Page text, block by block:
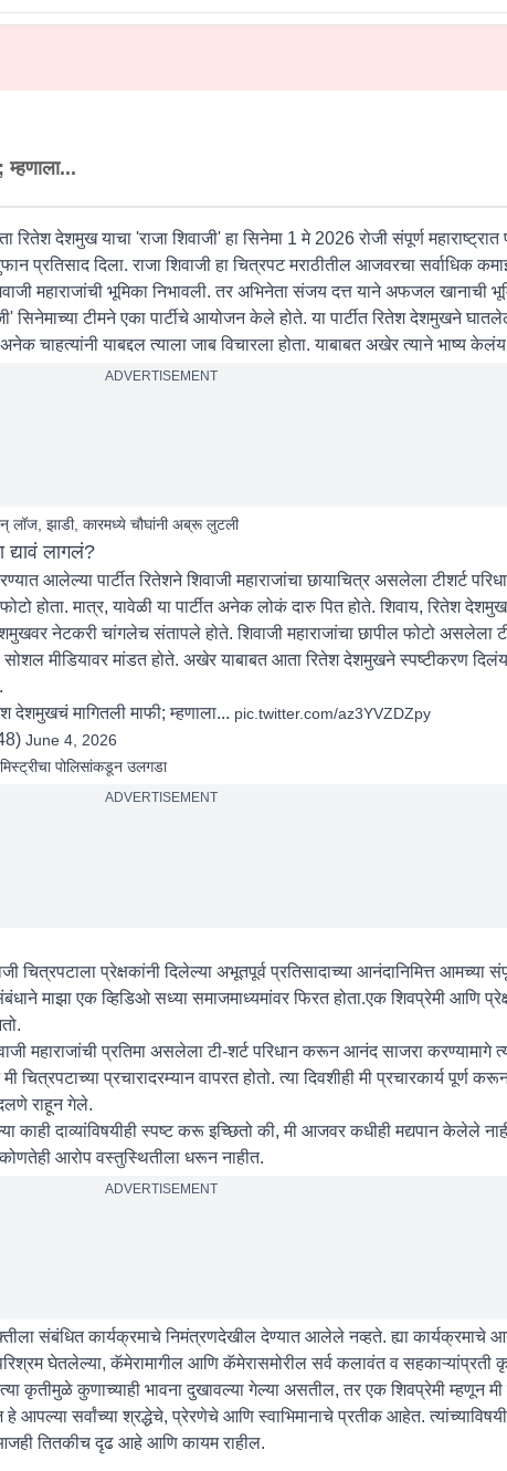
रितेश देशमुख याचा 'राजा शिवाजी' हा सिनेमा 1 मे 2026 रोजी संपूर्ण महाराष्ट्रात
प्रतिसाद दिला. राजा शिवाजी हा चित्रपट मराठीतील आजवरचा सर्वाधिक
महाराजांची भूमिका निभावली. तर अभिनेता संजय दत्त याने अफजल खानाची
सिनेमाच्या टीमने एका पार्टीचे आयोजन केले होते. या पार्टीत रितेश देशमुखने
चाहत्यांनी याबद्दल त्याला जाब विचारला होता. याबाबत अखेर त्याने भाष्य
ADVERTISEMENT
लॉज, झाडी, कारमध्ये चौघांनी अब्रू लुटली
लागलं?
आलेल्या पार्टीत रितेशने शिवाजी महाराजांचा छायाचित्र असलेला टीशर्ट
फोटो होता. मात्र, यावेळी या पार्टीत अनेक लोकं दारु पित होते. शिवाय, रितेश देशमुख
नेटकरी चांगलेच संतापले होते. शिवाजी महाराजांचा छापील फोटो असलेला
मीडियावर मांडत होते. अखेर याबाबत आता रितेश देशमुखने स्पष्टीकरण
देशमुखचं मागितली माफी; म्हणाला... pic.twitter.com/az3YVZDZpy
June 4, 2026
पोलिसांकडून उलगडा
ADVERTISEMENT
चित्रपटाला प्रेक्षकांनी दिलेल्या अभूतपूर्व प्रतिसादाच्या आनंदानिमित्त आमच्या
माझा एक व्हिडिओ सध्या समाजमाध्यमांवर फिरत होता.एक शिवप्रेमी आणि
महाराजांची प्रतिमा असलेला टी-शर्ट परिधान करून आनंद साजरा करण्यामागे
चित्रपटाच्या प्रचारादरम्यान वापरत होतो. त्या दिवशीही मी प्रचारकार्य पूर्ण
राहून गेले.
काही दाव्यांविषयीही स्पष्ट करू इच्छितो की, मी आजवर कधीही मद्यपान केलेले
कोणतेही आरोप वस्तुस्थितीला धरून नाहीत.
ADVERTISEMENT
संबंधित कार्यक्रमाचे निमंत्रणदेखील देण्यात आलेले नव्हते. ह्या कार्यक्रमाचे
घेतलेल्या, कॅमेरामागील आणि कॅमेरासमोरील सर्व कलावंत व सहकाऱ्यांप्रती
कृतीमुळे कुणाच्याही भावना दुखावल्या गेल्या असतील, तर एक शिवप्रेमी म्हणून मी
हे आपल्या सर्वांच्या श्रद्धेचे, प्रेरणेचे आणि स्वाभिमानाचे प्रतीक आहेत.
तितकीच दृढ आहे आणि कायम राहील.